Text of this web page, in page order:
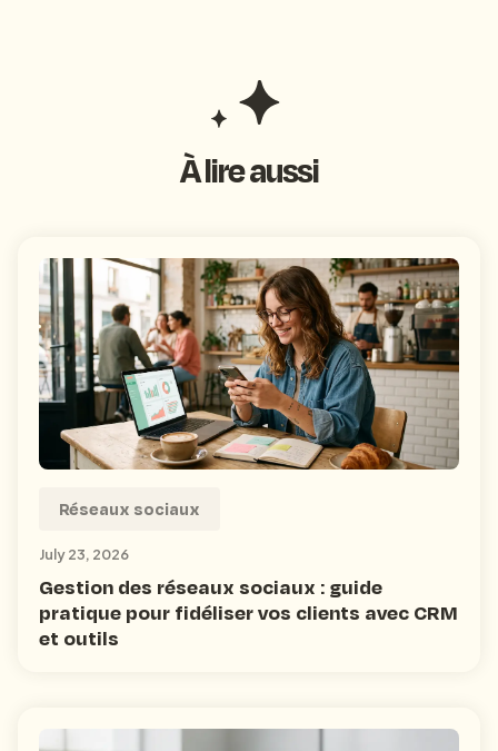
À lire aussi
Réseaux sociaux
July 23, 2026
Gestion des réseaux sociaux : guide
pratique pour fidéliser vos clients avec CRM
et outils